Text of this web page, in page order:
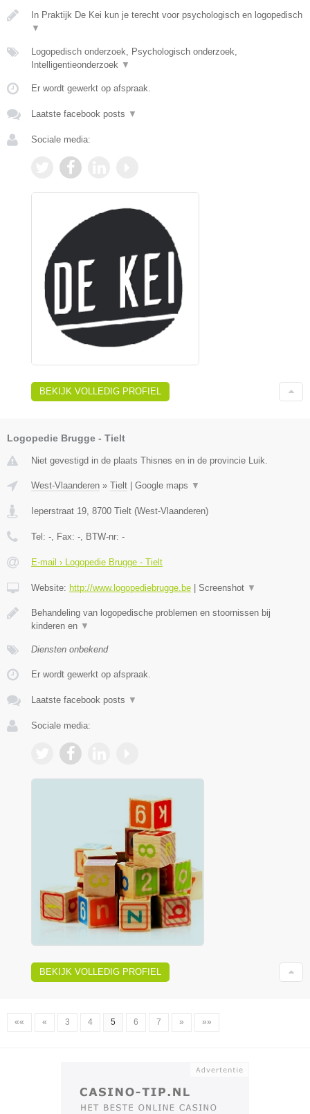
In Praktijk De Kei kun je terecht voor psychologisch en logopedisch
▼
Logopedisch onderzoek, Psychologisch onderzoek,
Intelligentieonderzoek ▼
Er wordt gewerkt op afspraak.
Laatste facebook posts ▼
Sociale media:
BEKIJK VOLLEDIG PROFIEL
Logopedie Brugge - Tielt
Niet gevestigd in de plaats Thisnes en in de provincie Luik.
West-Vlaanderen » Tielt Google maps ▼
Ieperstraat 19, 8700 Tielt (West-Vlaanderen)
Tel: -, Fax: -, BTW-nr: -
E-mail › Logopedie Brugge - Tielt
Website: http://www.logopediebrugge.be Screenshot ▼
Behandeling van logopedische problemen en stoornissen bij
kinderen en ▼
Diensten onbekend
Er wordt gewerkt op afspraak.
Laatste facebook posts ▼
Sociale media:
BEKIJK VOLLEDIG PROFIEL
«« « 3 4 5 6 7 » »»